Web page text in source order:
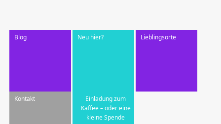
Blog Neu hier? Lieblingsorte
Kontakt
Einladung zum
Kaffee – oder eine
kleine Spende